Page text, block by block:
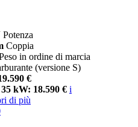
Potenza
Coppia
in ordine di marcia
(versione S)
€
kW: 18.590 € i
di più